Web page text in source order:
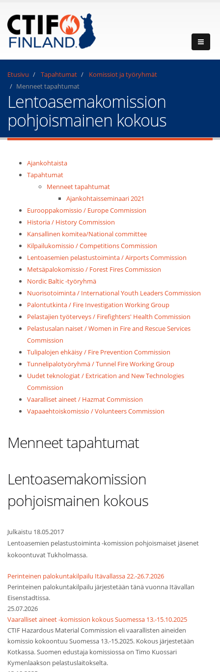
Etusivu Tapahtumat
Komissiot ja työryhmät
Menneet tapahtumat
Lentoasemakomission
pohjoismainen kokous
Ajankohtaista
Tapahtumat
Menneet tapahtumat
Ajankohtaisseminaari 2021
Eurooppakomissio / Europe Commission
Historia / History Commission
Kansallinen komitea/National committee
Kilpailukomissio / Competitions Commission
Lentoasemien pelastustoiminta / Airports Commission
Metsäpalokomissio / Forest Fires Commission
Nordic Baltic -työryhmä
Nuorisotoiminta / International Youth Leaders Commission
Palontutkinta / Fire Investigation Working Group
Pelastajien työterveys / Firefighters' Health Commission
Pelastusalan naiset / Women in Fire and Rescue Services
Commission
Tulipalojen ehkäisy / Fire Prevention Commission
Tunnelipalotyöryhmä / Tunnel Fire Working Group
Uudet teknologiat / Extrication and New Technologies
Commission
Vaaralliset aineet / Hazmat Commission
Vapaaehtoiskomissio / Volunteers Commission
Menneet tapahtumat
Lentoasemakomission
pohjoismainen kokous
Julkaistu 18.05.2017
Lentoasemien pelastustoiminta -komission pohjoismaiset jäsenet
kokoontuvat Tukholmassa.
Perinteinen palokuntakilpailu Itävallassa 22.-26.7.2026
Perinteinen palokuntakilpailu järjestetään tänä vuonna Itävallan
Eisenstadtissa.
25.07.2026
Vaaralliset aineet -komission kokous Suomessa 13.-15.10.2025
CTIF Hazardous Material Commission eli vaarallisten aineiden
komissio kokoontuu Suomessa 13.-15.2025. Kokous järjestetään
Kotkassa. Suomen edustaja komissiossa on Timo Kuossari
Kymenlaakson pelastuslaitokselta.